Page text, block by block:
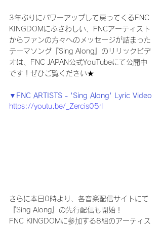
3年ぶりにパワーアップして戻ってくるFNC
KINGDOMにふさわしい、FNCアーティスト
からファンの方々へのメッセージが詰まった
テーマソング『Sing Along』のリリックビデ
オは、FNC JAPAN公式YouTubeにて公開中
です！ぜひご覧ください★
▼FNC ARTISTS - 'Sing Along' Lyric Video
https://youtu.be/_Zercis05rI
さらに本日0時より、各音楽配信サイトにて
『Sing Along』の先行配信も開始！
FNC KINGDOMに参加する8組のアーティス